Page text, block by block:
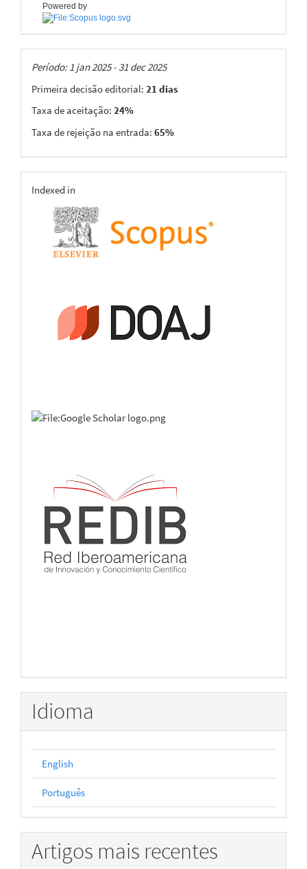
Powered by
Taxas
Período: 1 jan 2025 - 31 dec 2025
Primeira decisão editorial: 21 dias
Taxa de aceitação: 24%
Taxa de rejeição na entrada: 65%
indexing
Indexed in
Idioma
English
Português
Artigos mais recentes